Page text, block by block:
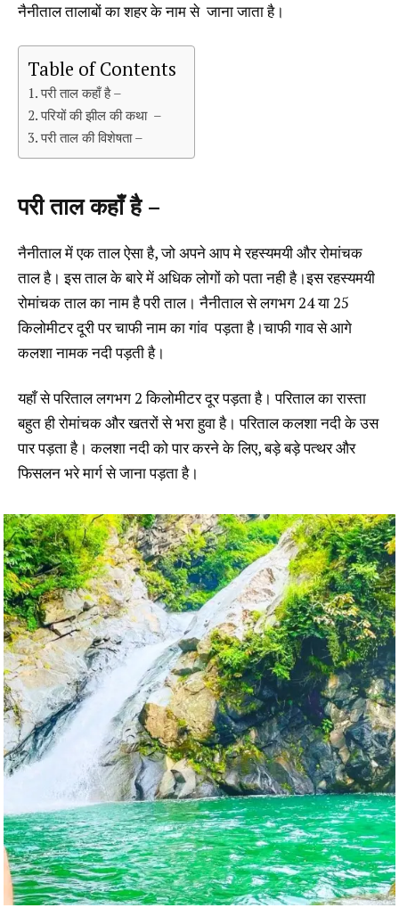
नैनीताल तालाबों का शहर के नाम से जाना जाता है।
Table of Contents
परी ताल कहाँ है –
परियों की झील की कथा –
परी ताल की विशेषता –
परी ताल कहाँ है –
नैनीताल में एक ताल ऐसा है, जो अपने आप मे रहस्यमयी और रोमांचक
ताल है। इस ताल के बारे में अधिक लोगों को पता नही है।इस रहस्यमयी
रोमांचक ताल का नाम है परी ताल। नैनीताल से लगभग 24 या 25
किलोमीटर दूरी पर चाफी नाम का गांव पड़ता है।चाफी गाव से आगे
कलशा नामक नदी पड़ती है।
यहाँ से परिताल लगभग 2 किलोमीटर दूर पड़ता है। परिताल का रास्ता
बहुत ही रोमांचक और खतरों से भरा हुवा है। परिताल कलशा नदी के उस
पार पड़ता है। कलशा नदी को पार करने के लिए, बड़े बड़े पत्थर और
फिसलन भरे मार्ग से जाना पड़ता है।